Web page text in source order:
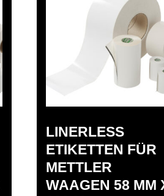
LINERLESS
ETIKETTEN FÜR
METTLER
WAAGEN 58 MM